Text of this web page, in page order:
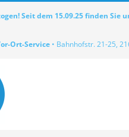
Seit dem 15.09.25 finden Sie
Ort-Service• Bahnhofstr. 21-25,